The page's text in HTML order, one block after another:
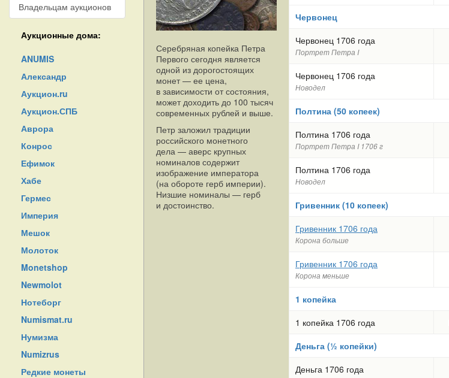
Владельцам аукционов
Аукционные дома:
ANUMIS
Александр
Аукцион.ru
Аукцион.СПБ
Аврора
Конрос
Ефимок
Хабе
Гермес
Империя
Мешок
Молоток
Monetshop
Newmolot
Нотеборг
Numismat.ru
Нумизма
Numizrus
Редкие монеты
Серебряная копейка Петра
Первого сегодня является
одной из дорогостоящих
монет — ее цена,
в зависимости от состояния,
может доходить до 100 тысяч
современных рублей и выше.
Петр заложил традиции
российского монетного
дела — аверс крупных
номиналов содержит
изображение императора
(на обороте герб империи).
Низшие номиналы — герб
и достоинство.
Червонец
Червонец 1706 года
Портрет Петра I
Червонец 1706 года
Новодел
Полтина (50 копеек)
Полтина 1706 года
Портрет Петра I 1706 г
Полтина 1706 года
Новодел
Гривенник (10 копеек)
Гривенник 1706 года
Корона больше
Гривенник 1706 года
Корона меньше
1 копейка
1 копейка 1706 года
Деньга (½ копейки)
Деньга 1706 года